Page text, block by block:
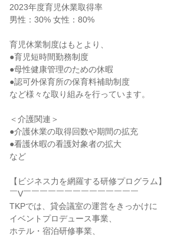
2023年度育児休業取得率
男性：30% 女性：80%
育児休業制度はもとより、
●育児短時間勤務制度
●母性健康管理のための休暇
●認可外保育所の保育料補助制度
など様々な取り組みを行っています。
＜介護関連＞
●介護休業の取得回数や期間の拡充
●看護休暇の看護対象者の拡大
など
【ビジネス力を網羅する研修プログラム】
￣V￣￣￣￣￣￣￣￣￣￣￣￣￣￣
TKPでは、貸会議室の運営をきっかけに
イベントプロデュース事業、
ホテル・宿泊研修事業、